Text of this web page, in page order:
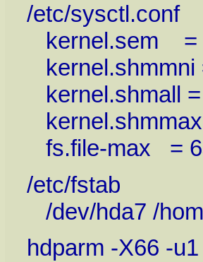
/etc/sysctl.conf
kernel.sem =
kernel.shmmni
kernel.shmall
fs.file-max =
/etc/fstab
/dev/hda7 /
hdparm -X66 -